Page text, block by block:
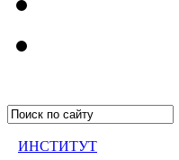
ИНСТИТУТ